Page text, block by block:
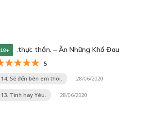
18+ .thực thần. – Ăn Những Khổ Đau
5
14. Sẽ đến bên em thôi. 28/06/2020
13. Tình hay Yêu. 28/06/2020